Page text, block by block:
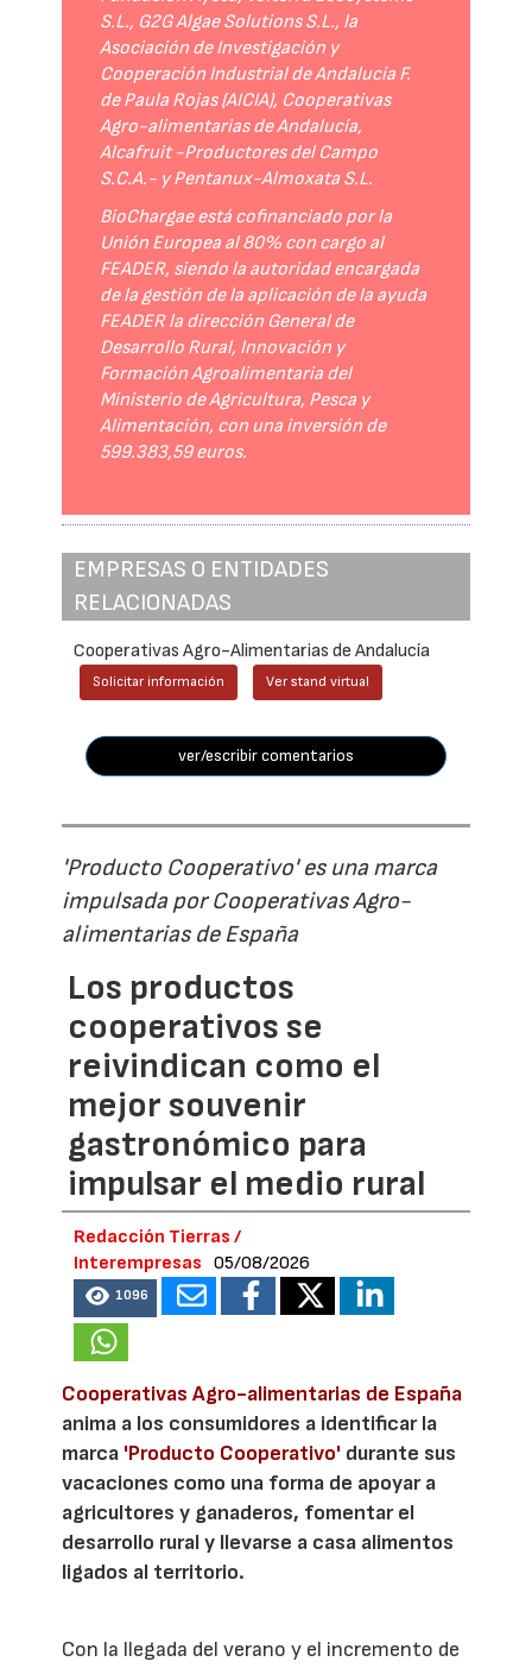
S.L., G2G Algae Solutions S.L., la
Asociación de Investigación y
Cooperación Industrial de Andalucía F.
de Paula Rojas (AICIA), Cooperativas
Agro-alimentarias de Andalucía,
Alcafruit -Productores del Campo
S.C.A.- y Pentanux-Almoxata S.L.
BioChargae está cofinanciado por la
Unión Europea al 80% con cargo al
FEADER, siendo la autoridad encargada
de la gestión de la aplicación de la ayuda
FEADER la dirección General de
Desarrollo Rural, Innovación y
Formación Agroalimentaria del
Ministerio de Agricultura, Pesca y
Alimentación, con una inversión de
599.383,59 euros.
EMPRESAS O ENTIDADES
RELACIONADAS
Cooperativas Agro-Alimentarias de Andalucía
Solicitar información Ver stand virtual
ver/escribir comentarios
'Producto Cooperativo' es una marca
impulsada por Cooperativas Agro-
alimentarias de España
Los productos
cooperativos se
reivindican como el
mejor souvenir
gastronómico para
impulsar el medio rural
Redacción Tierras /
Interempresas
05/08/2026
1096
Cooperativas Agro-alimentarias de España
anima a los consumidores a identificar la
marca 'Producto Cooperativo' durante sus
vacaciones como una forma de apoyar a
agricultores y ganaderos, fomentar el
desarrollo rural y llevarse a casa alimentos
ligados al territorio.
Con la llegada del verano y el incremento de